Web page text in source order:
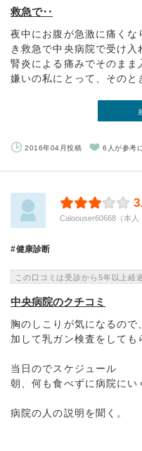
救急で‥
夜中にお腹が急激に痛く
き救急で中央病院で受け
腎炎による痛みでそのま
嫌いの私にとって、そのと
2016年04月投稿 6人が参考
Caloouser60668（本人
健康診断
この口コミは受診から5年以上経
中央病院のクチコミ
胸のしこりが気になるの
加して乳ガン検査をしても
当日のでスケジュール
朝、何も食べずに病院にい
病院の人の説明を聞く。